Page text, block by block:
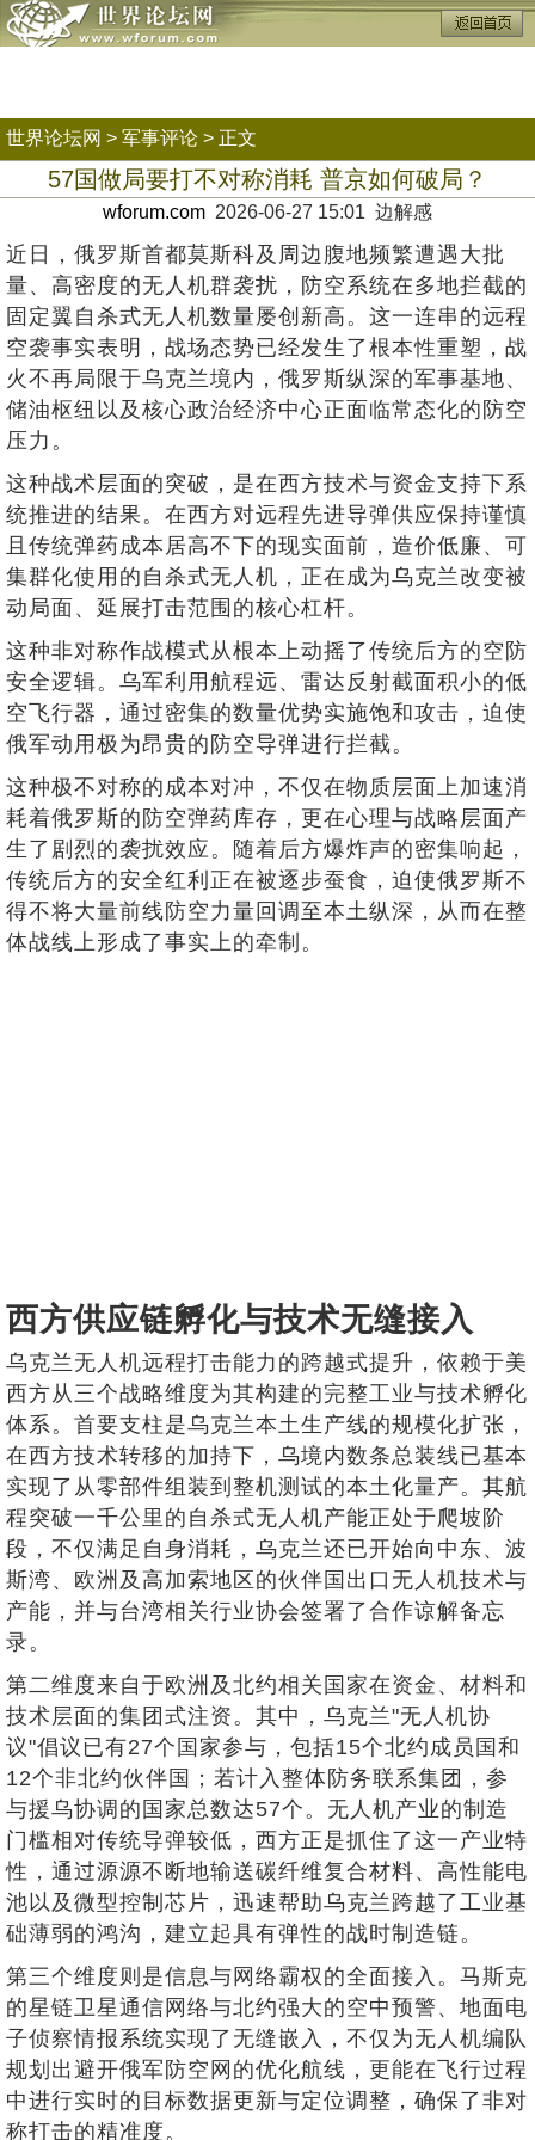
世界论坛网 > 军事评论 > 正文
57国做局要打不对称消耗 普京如何破局？
wforum.com 2026-06-27 15:01 边解感
近日，俄罗斯首都莫斯科及周边腹地频繁遭遇大批
量、高密度的无人机群袭扰，防空系统在多地拦截的
固定翼自杀式无人机数量屡创新高。这一连串的远程
空袭事实表明，战场态势已经发生了根本性重塑，战
火不再局限于乌克兰境内，俄罗斯纵深的军事基地、
储油枢纽以及核心政治经济中心正面临常态化的防空
压力。
这种战术层面的突破，是在西方技术与资金支持下系
统推进的结果。在西方对远程先进导弹供应保持谨慎
且传统弹药成本居高不下的现实面前，造价低廉、可
集群化使用的自杀式无人机，正在成为乌克兰改变被
动局面、延展打击范围的核心杠杆。
这种非对称作战模式从根本上动摇了传统后方的空防
安全逻辑。乌军利用航程远、雷达反射截面积小的低
空飞行器，通过密集的数量优势实施饱和攻击，迫使
俄军动用极为昂贵的防空导弹进行拦截。
这种极不对称的成本对冲，不仅在物质层面上加速消
耗着俄罗斯的防空弹药库存，更在心理与战略层面产
生了剧烈的袭扰效应。随着后方爆炸声的密集响起，
传统后方的安全红利正在被逐步蚕食，迫使俄罗斯不
得不将大量前线防空力量回调至本土纵深，从而在整
体战线上形成了事实上的牵制。
西方供应链孵化与技术无缝接入
乌克兰无人机远程打击能力的跨越式提升，依赖于美
西方从三个战略维度为其构建的完整工业与技术孵化
体系。首要支柱是乌克兰本土生产线的规模化扩张，
在西方技术转移的加持下，乌境内数条总装线已基本
实现了从零部件组装到整机测试的本土化量产。其航
程突破一千公里的自杀式无人机产能正处于爬坡阶
段，不仅满足自身消耗，乌克兰还已开始向中东、波
斯湾、欧洲及高加索地区的伙伴国出口无人机技术与
产能，并与台湾相关行业协会签署了合作谅解备忘
录。
第二维度来自于欧洲及北约相关国家在资金、材料和
技术层面的集团式注资。其中，乌克兰"无人机协
议"倡议已有27个国家参与，包括15个北约成员国和
12个非北约伙伴国；若计入整体防务联系集团，参
与援乌协调的国家总数达57个。无人机产业的制造
门槛相对传统导弹较低，西方正是抓住了这一产业特
性，通过源源不断地输送碳纤维复合材料、高性能电
池以及微型控制芯片，迅速帮助乌克兰跨越了工业基
础薄弱的鸿沟，建立起具有弹性的战时制造链。
第三个维度则是信息与网络霸权的全面接入。马斯克
的星链卫星通信网络与北约强大的空中预警、地面电
子侦察情报系统实现了无缝嵌入，不仅为无人机编队
规划出避开俄军防空网的优化航线，更能在飞行过程
中进行实时的目标数据更新与定位调整，确保了非对
称打击的精准度。